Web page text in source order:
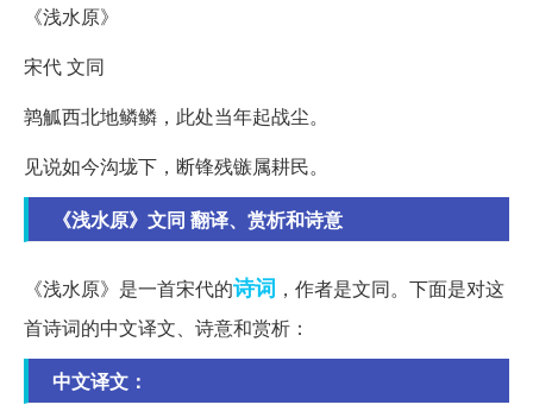
《浅水原》
宋代 文同
鹑觚西北地鳞鳞，此处当年起战尘。
见说如今沟垅下，断锋残镞属耕民。
《浅水原》文同 翻译、赏析和诗意
《浅水原》是一首宋代的诗词 ，作者是文同。下面是对这
首诗词的中文译文、诗意和赏析：
中文译文：